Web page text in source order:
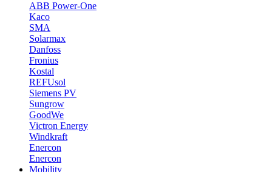
ABB Power-One
Kaco
SMA
Solarmax
Danfoss
Fronius
Kostal
REFUsol
Siemens PV
Sungrow
GoodWe
Victron Energy
Windkraft
Enercon
Enercon
Mobility